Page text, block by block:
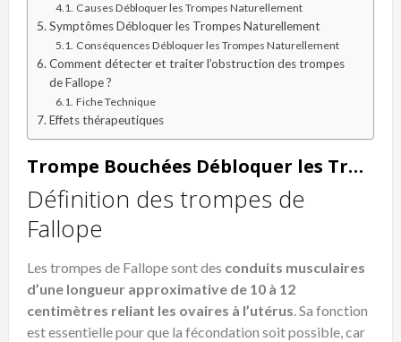
Causes Débloquer les Trompes Naturellement
Symptômes Débloquer les Trompes Naturellement
Conséquences Débloquer les Trompes Naturellement
Comment détecter et traiter l’obstruction des trompes
de Fallope ?
Fiche Technique
Effets thérapeutiques
Trompe Bouchées Débloquer les Trompes Naturellement
Définition des trompes de
Fallope
Les trompes de Fallope sont des conduits musculaires
d’une longueur approximative de 10 à 12
centimètres reliant les ovaires à l’utérus. Sa fonction
est essentielle pour que la fécondation soit possible, car